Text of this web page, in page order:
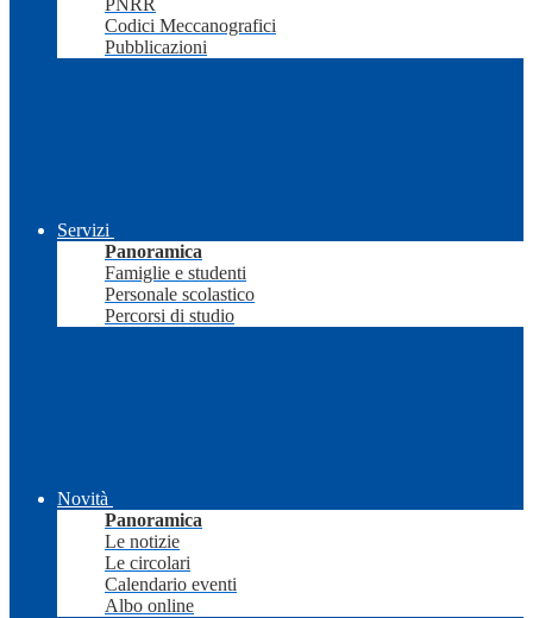
PNRR
Codici Meccanografici
Pubblicazioni
Servizi
Panoramica
Famiglie e studenti
Personale scolastico
Percorsi di studio
Novità
Panoramica
Le notizie
Le circolari
Calendario eventi
Albo online